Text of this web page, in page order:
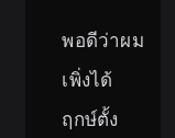
พอดีว่าผม
เพิ่งได้
ฤกษ์ตั้ง